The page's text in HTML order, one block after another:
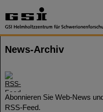
News-Archiv
Abonnieren Sie Web-News
RSS-Feed.